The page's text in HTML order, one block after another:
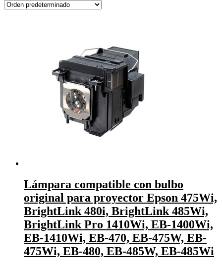
Lámpara compatible con bulbo
original para proyector Epson 475Wi,
BrightLink 480i, BrightLink 485Wi,
BrightLink Pro 1410Wi, EB-1400Wi,
EB-1410Wi, EB-470, EB-475W, EB-
475Wi, EB-480, EB-485W, EB-485Wi